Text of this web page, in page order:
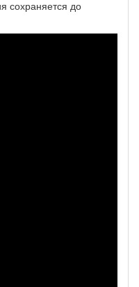
сохраняется до